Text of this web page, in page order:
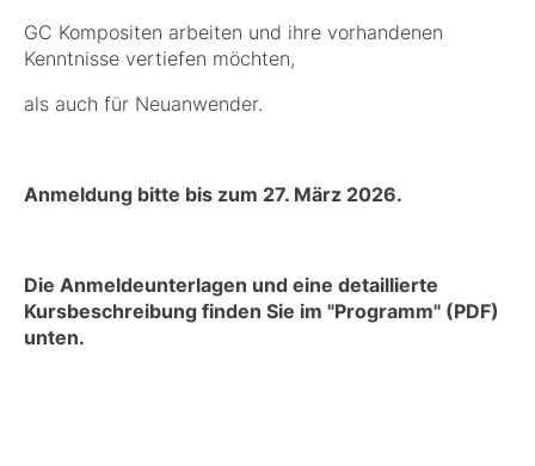
GC Kompositen arbeiten und ihre vorhandenen
Kenntnisse vertiefen möchten,
als auch für Neuanwender.
Anmeldung bitte bis zum 27. März 2026.
Die Anmeldeunterlagen und eine detaillierte
Kursbeschreibung finden Sie im "Programm" (PDF)
unten.